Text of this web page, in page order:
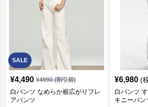
SALE
¥4,490 ¥4990(割引前)
白パンツ なめらか裾広がりフレ
アパンツ
¥6,980 (
白パンツ
キニーパン